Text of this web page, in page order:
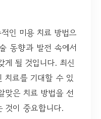
인 미용 치료 방법으
동향과 발전 속에서
게 될 것입니다. 최신
치료를 기대할 수 있
맞은 치료 방법을 선
것이 중요합니다.